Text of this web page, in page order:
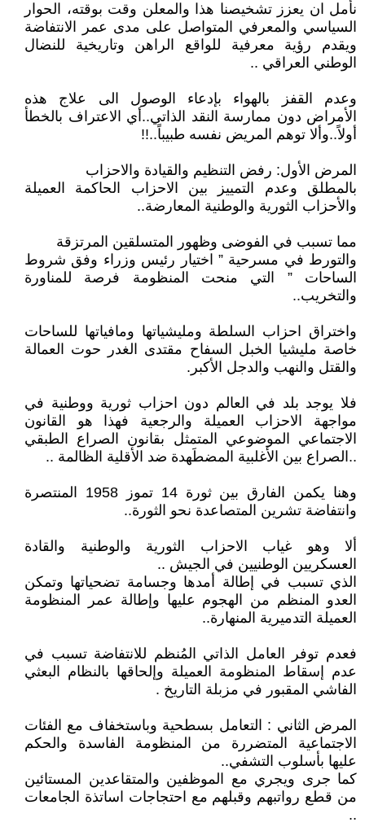
نأمل ان يعزز تشخيصنا هذا والمعلن وقت بوقته، الحوار
السياسي والمعرفي المتواصل على مدى عمر الانتفاضة
ويقدم رؤية معرفية للواقع الراهن وتاريخية للنضال
الوطني العراقي ..
وعدم القفز بالهواء بإدعاء الوصول الى علاج هذه
الأمراض دون ممارسة النقد الذاتي..أي الاعتراف بالخطأ
أولاً..وألا توهم المريض نفسه طبيباً..!!
‏‎بالمطلق وعدم التمييز بين الاحزاب الحاكمة العميلة
والأحزاب الثورية والوطنية المعارضة..
‏‎والتورط في مسرحية ” اختيار رئيس وزراء وفق شروط
الساحات ” التي منحت المنظومة فرصة للمناورة
والتخريب..
‏‎واختراق احزاب السلطة ومليشياتها ومافياتها للساحات
خاصة مليشيا الخبل السفاح مقتدى الغدر حوت العمالة
والقتل والنهب والدجل الأكبر.
فلا يوجد بلد في العالم دون احزاب ثورية ووطنية في
مواجهة الاحزاب العميلة والرجعية فهذا هو القانون
الاجتماعي الموضوعي المتمثل بقانون الصراع الطبقي
..الصراع بين الأغلبية المضطَهدة ضد الأقلية الظالمة ..
وهنا يكمن الفارق بين ثورة 14 تموز 1958 المنتصرة
وانتفاضة تشرين المتصاعدة نحو الثورة..
ألا وهو غياب الاحزاب الثورية والوطنية والقادة
العسكريين الوطنيين في الجيش ..
الذي تسبب في إطالة أمدها وجسامة تضحياتها وتمكن
العدو المنظم من الهجوم عليها وإطالة عمر المنظومة
العميلة التدميرية المنهارة..
فعدم توفر العامل الذاتي المُنظم للانتفاضة تسبب في
عدم إسقاط المنظومة العميلة وإلحاقها بالنظام البعثي
الفاشي المقبور في مزبلة التاريخ .
‏‎المرض الثاني : التعامل بسطحية وباستخفاف مع الفئات
الاجتماعية المتضررة من المنظومة الفاسدة والحكم
عليها بأسلوب التشفي..
كما جرى ويجري مع الموظفين والمتقاعدين المستائين
من قطع رواتبهم وقبلهم مع احتجاجات اساتذة الجامعات
..